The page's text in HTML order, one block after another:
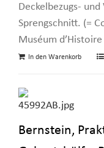
Deckelbezugs-
Sprengschnitt. (=
Muséum
In den Warenkorb
Bernstein,